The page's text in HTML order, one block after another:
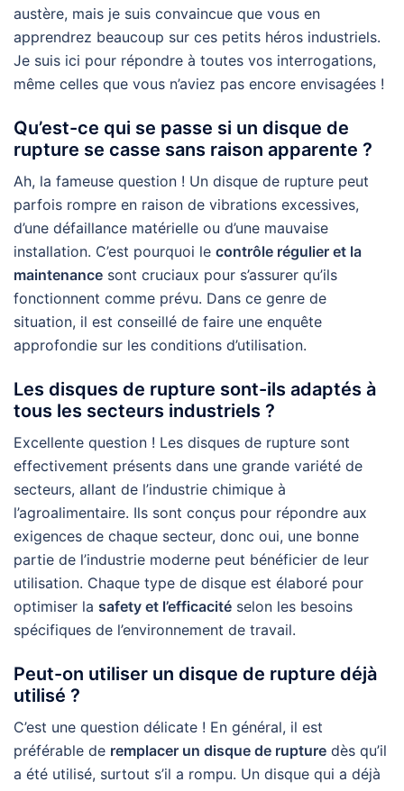
austère, mais je suis convaincue que vous en
apprendrez beaucoup sur ces petits héros industriels.
Je suis ici pour répondre à toutes vos interrogations,
même celles que vous n’aviez pas encore envisagées !
Qu’est-ce qui se passe si un disque de
rupture se casse sans raison apparente ?
Ah, la fameuse question ! Un disque de rupture peut
parfois rompre en raison de vibrations excessives,
d’une défaillance matérielle ou d’une mauvaise
installation. C’est pourquoi le contrôle régulier et la
maintenance sont cruciaux pour s’assurer qu’ils
fonctionnent comme prévu. Dans ce genre de
situation, il est conseillé de faire une enquête
approfondie sur les conditions d’utilisation.
Les disques de rupture sont-ils adaptés à
tous les secteurs industriels ?
Excellente question ! Les disques de rupture sont
effectivement présents dans une grande variété de
secteurs, allant de l’industrie chimique à
l’agroalimentaire. Ils sont conçus pour répondre aux
exigences de chaque secteur, donc oui, une bonne
partie de l’industrie moderne peut bénéficier de leur
utilisation. Chaque type de disque est élaboré pour
optimiser la safety et l’efficacité selon les besoins
spécifiques de l’environnement de travail.
Peut-on utiliser un disque de rupture déjà
utilisé ?
C’est une question délicate ! En général, il est
préférable de remplacer un disque de rupture dès qu’il
a été utilisé, surtout s’il a rompu. Un disque qui a déjà